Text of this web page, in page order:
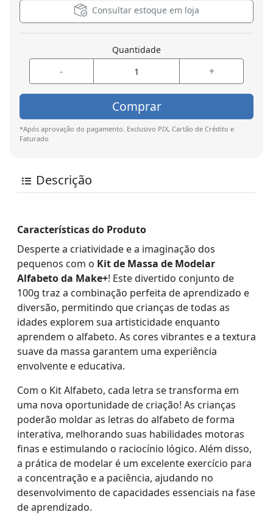
Consultar estoque em loja
Quantidade
- +
Comprar
*Após aprovação do pagamento. Exclusivo PIX, Cartão de Crédito e
Faturado
Descrição
Características do Produto
Desperte a criatividade e a imaginação dos
pequenos com o Kit de Massa de Modelar
Alfabeto da Make+! Este divertido conjunto de
100g traz a combinação perfeita de aprendizado e
diversão, permitindo que crianças de todas as
idades explorem sua artisticidade enquanto
aprendem o alfabeto. As cores vibrantes e a textura
suave da massa garantem uma experiência
envolvente e educativa.
Com o Kit Alfabeto, cada letra se transforma em
uma nova oportunidade de criação! As crianças
poderão moldar as letras do alfabeto de forma
interativa, melhorando suas habilidades motoras
finas e estimulando o raciocínio lógico. Além disso,
a prática de modelar é um excelente exercício para
a concentração e a paciência, ajudando no
desenvolvimento de capacidades essenciais na fase
de aprendizado.